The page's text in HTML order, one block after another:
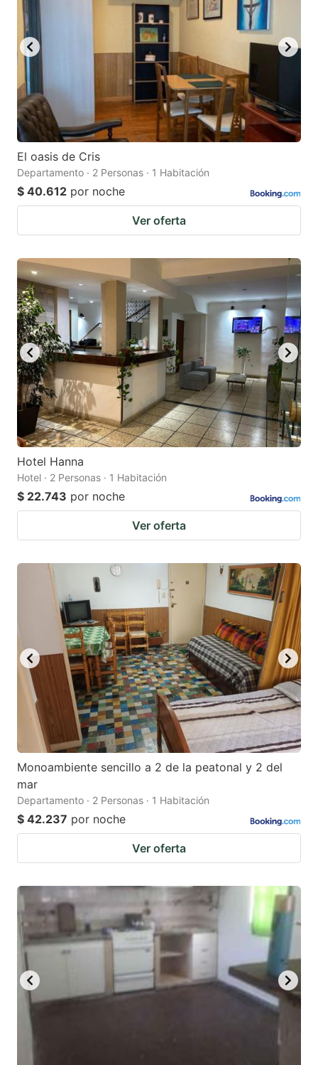
El oasis de Cris
Departamento · 2 Personas · 1 Habitación
$ 40.612 por noche
Ver oferta
Hotel Hanna
Hotel · 2 Personas · 1 Habitación
$ 22.743 por noche
Ver oferta
Monoambiente sencillo a 2 de la peatonal y 2 del
mar
Departamento · 2 Personas · 1 Habitación
$ 42.237 por noche
Ver oferta